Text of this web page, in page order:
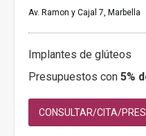
Av. Ramon y Cajal 7, Marbella
Implantes de glúteos
Presupuestos con 5%
CONSULTAR/CITA/